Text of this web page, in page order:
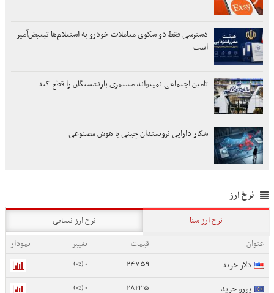
دسترسی فقط دو سکوی معاملات خودرو به استعلام‌ها تبعیض‌آمیز
است
تامین اجتماعی نمیتواند مستمری بازنشستگان را قطع کند
شکار دارایی ثروتمندان چینی با هوش مصنوعی
نرخ ارز
نرخ ارز سنا
نرخ ارز نیمایی
عنوان
قیمت تغییر
نمودار
دلار خرید
24759
0 (0%)
یورو خرید 28235
0 (0%)